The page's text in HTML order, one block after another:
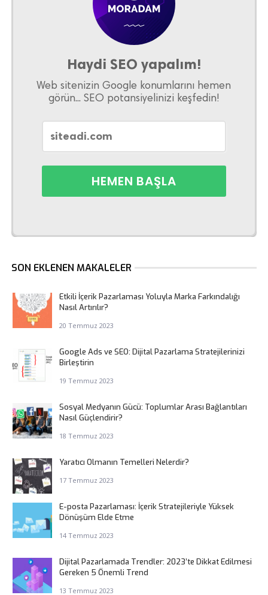
Haydi SEO yapalım!
Web sitenizin Google konumlarını hemen
görün... SEO potansiyelinizi keşfedin!
SON EKLENEN MAKALELER
Etkili İçerik Pazarlaması Yoluyla Marka Farkındalığı
Nasıl Artırılır?
20 Temmuz 2023
Google Ads ve SEO: Dijital Pazarlama Stratejilerinizi
Birleştirin
19 Temmuz 2023
Sosyal Medyanın Gücü: Toplumlar Arası Bağlantıları
Nasıl Güçlendirir?
18 Temmuz 2023
Yaratıcı Olmanın Temelleri Nelerdir?
17 Temmuz 2023
E-posta Pazarlaması: İçerik Stratejileriyle Yüksek
Dönüşüm Elde Etme
14 Temmuz 2023
Dijital Pazarlamada Trendler: 2023’te Dikkat Edilmesi
Gereken 5 Önemli Trend
13 Temmuz 2023